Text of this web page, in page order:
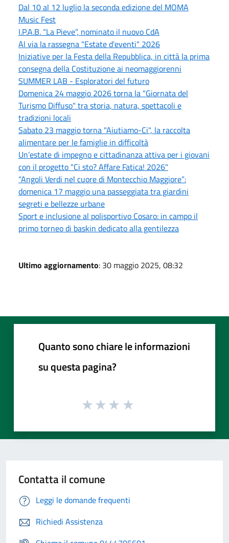
Dal 10 al 12 luglio la seconda edizione del MOMA
Music Fest
I.P.A.B. “La Pieve”, nominato il nuovo CdA
Al via la rassegna "Estate d'eventi" 2026
Iniziative per la Festa della Repubblica, in città la prima
consegna della Costituzione ai neomaggiorenni
SUMMER LAB - Esploratori del futuro
Domenica 24 maggio 2026 torna la "Giornata del
Turismo Diffuso" tra storia, natura, spettacoli e
tradizioni locali
Sabato 23 maggio torna "Aiutiamo-Ci", la raccolta
alimentare per le famiglie in difficoltà
Un’estate di impegno e cittadinanza attiva per i giovani
con il progetto "Ci sto? Affare Fatica! 2026"
“Angoli Verdi nel cuore di Montecchio Maggiore”:
domenica 17 maggio una passeggiata tra giardini
segreti e bellezze urbane
Sport e inclusione al polisportivo Cosaro: in campo il
primo torneo di baskin dedicato alla gentilezza
Ultimo aggiornamento: 30 maggio 2025, 08:32
Quanto sono chiare le informazioni
su questa pagina?
Contatta il comune
Leggi le domande frequenti
Richiedi Assistenza